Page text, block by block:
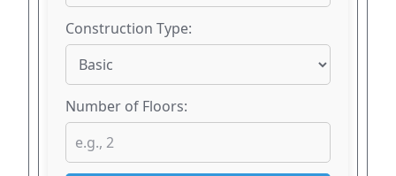
Construction Type:
Number of Floors: